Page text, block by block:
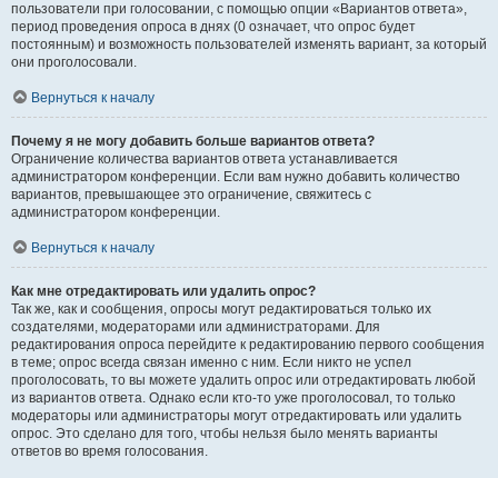
пользователи при голосовании, с помощью опции «Вариантов ответа»,
период проведения опроса в днях (0 означает, что опрос будет
постоянным) и возможность пользователей изменять вариант, за который
они проголосовали.
Вернуться к началу
Почему я не могу добавить больше вариантов ответа?
Ограничение количества вариантов ответа устанавливается
администратором конференции. Если вам нужно добавить количество
вариантов, превышающее это ограничение, свяжитесь с
администратором конференции.
Вернуться к началу
Как мне отредактировать или удалить опрос?
Так же, как и сообщения, опросы могут редактироваться только их
создателями, модераторами или администраторами. Для
редактирования опроса перейдите к редактированию первого сообщения
в теме; опрос всегда связан именно с ним. Если никто не успел
проголосовать, то вы можете удалить опрос или отредактировать любой
из вариантов ответа. Однако если кто-то уже проголосовал, то только
модераторы или администраторы могут отредактировать или удалить
опрос. Это сделано для того, чтобы нельзя было менять варианты
ответов во время голосования.